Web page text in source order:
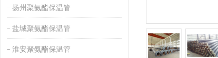
扬州聚氨酯保温管
盐城聚氨酯保温管
淮安聚氨酯保温管